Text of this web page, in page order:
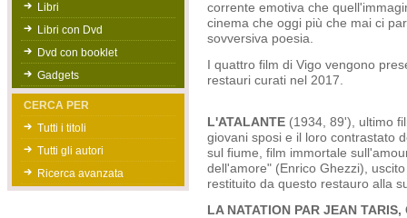
Libri
Libri con Dvd
Dvd con booklet
Gadgets
CERCA PER
Tutti i titoli
Tutti gli autori
Ricerca avanzata
corrente emotiva che
cinema che oggi più che mai ci
sovversiva poesia.
I quattro film di Vigo vengono
restauri curati nel 2017.
L'ATALANTE (1934, 89'), ultimo
giovani sposi e il loro con­trastato
sul fiume, film immortale
dell'amore" (Enrico Ghezzi),
restituito da questo restauro alla
LA NATATION PAR JEAN